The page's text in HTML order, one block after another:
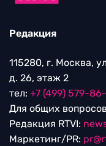
Редакция
115280, г. Москва,
д. 26, этаж 2
тел: +7 (499) 579-
Для общих
Редакция RTVI:
Маркетинг/PR: